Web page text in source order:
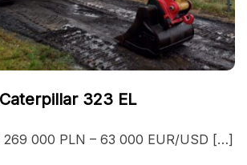
Caterpillar 323 EL
269 000 PLN – 63 000 EUR/USD […]